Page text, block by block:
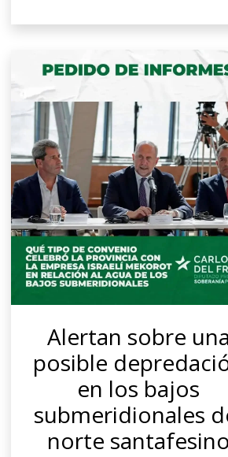
Alertan sobre una
posible
en los bajos
submeridionales
norte santafesino